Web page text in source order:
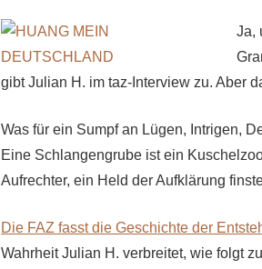
Ja,
gibt Julian H. im taz-Interview zu. Aber
Was für ein Sumpf an Lügen, Intrigen,
Eine Schlangengrube ist ein
Aufrechter, ein Held der Aufklärung
Die FAZ fasst die Geschichte der
Wahrheit Julian H. verbreitet, wie folgt